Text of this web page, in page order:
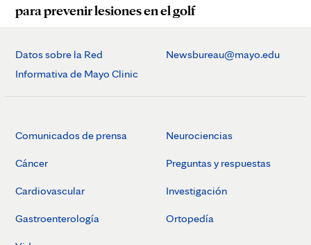
para prevenir lesiones en el golf
Datos sobre la Red
Informativa de Mayo Clinic
Newsbureau@mayo.edu
Comunicados de prensa
Cáncer
Cardiovascular
Gastroenterología
Neurociencias
Preguntas y respuestas
Investigación
Ortopedía